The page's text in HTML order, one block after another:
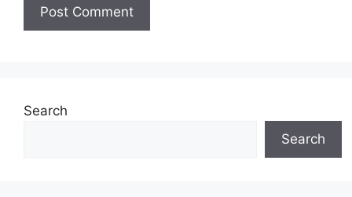
Search
Search